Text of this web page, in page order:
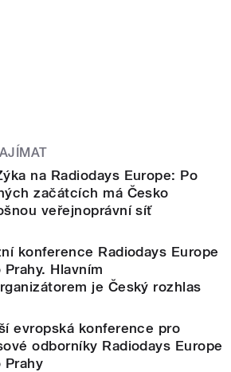
na Radiodays Europe: Po
začátcích má Česko
veřejnoprávní síť
konference Radiodays Europe
Prahy. Hlavním
je Český rozhlas
evropská konference pro
odborníky Radiodays Europe
Prahy